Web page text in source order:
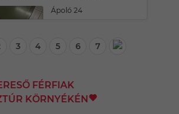
Ápoló 24
3 4 5 6 7
FÉRFIAK
KÖRNYÉKÉN